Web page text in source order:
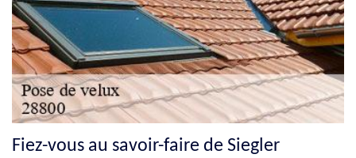
Fiez-vous au savoir-faire de Siegler